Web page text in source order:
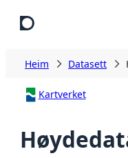
Heim Datasett
Kartverket